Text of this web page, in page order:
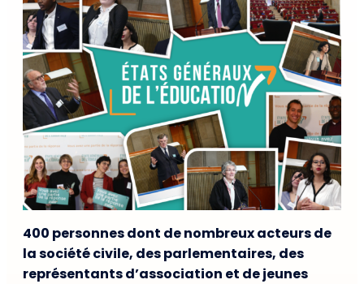
400 personnes dont de nombreux acteurs de
la société civile, des parlementaires, des
représentants d’association et de jeunes